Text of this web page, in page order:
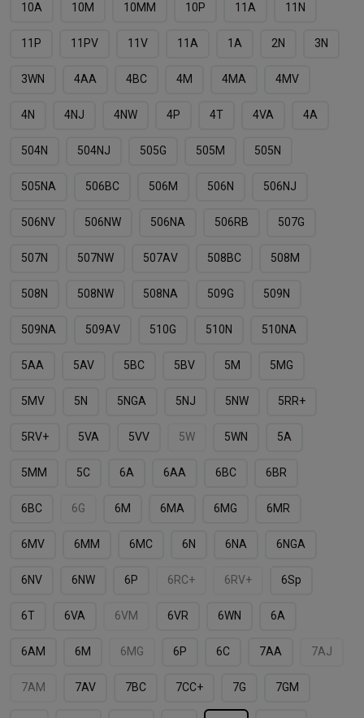
10А 10М 10ММ 10Р 11A 11N
11P 11PV 11V 11А 1А 2N 3N
3WN 4AA 4BC 4M 4MA 4MV
4N 4NJ 4NW 4P 4T 4VA 4А
504N 504NJ 505G 505M 505N
505NА 506BC 506M 506N 506NJ
506NV 506NW 506NА 506RB 507G
507N 507NW 507АV 508BC 508M
508N 508NW 508NА 509G 509N
509NA 509АV 510G 510N 510NA
5AA 5AV 5BC 5BV 5M 5MG
5MV 5N 5NGA 5NJ 5NW 5RR+
5RV+ 5VA 5VV 5W 5WN 5А
5ММ 5С 6A 6AA 6BC 6BR
6BС 6G 6M 6MA 6MG 6MR
6MV 6MМ 6MС 6N 6NA 6NGA
6NV 6NW 6P 6RC+ 6RV+ 6Sp
6T 6VA 6VM 6VR 6WN 6А
6АM 6М 6МG 6Р 6С 7AA 7AJ
7AM 7AV 7BC 7CС+ 7G 7GM